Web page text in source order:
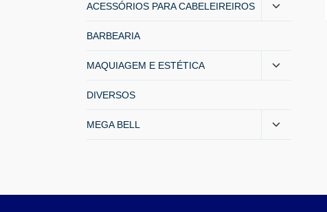
ACESSÓRIOS PARA CABELEIREIROS
BARBEARIA
MAQUIAGEM E ESTÉTICA
DIVERSOS
MEGA BELL